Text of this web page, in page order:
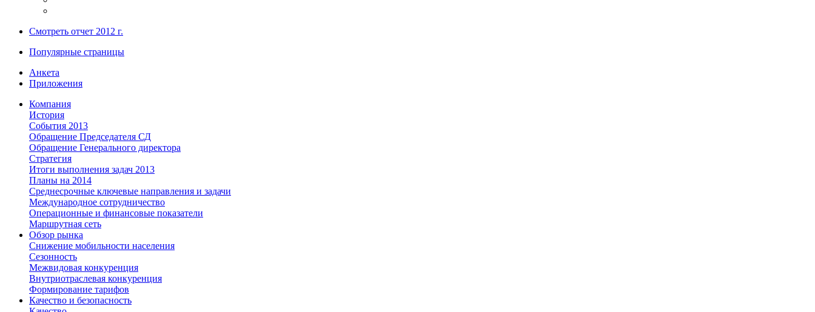
Смотреть отчет 2012 г.
Популярные страницы
Анкета
Приложения
Компания
История
События 2013
Обращение Председателя СД
Обращение Генерального директора
Стратегия
Итоги выполнения задач 2013
Планы на 2014
Среднесрочные ключевые направления и задачи
Международное сотрудничество
Операционные и финансовые показатели
Маршрутная сеть
Обзор рынка
Снижение мобильности населения
Сезонность
Межвидовая конкуренция
Внутриотраслевая конкуренция
Формирование тарифов
Качество и безопасность